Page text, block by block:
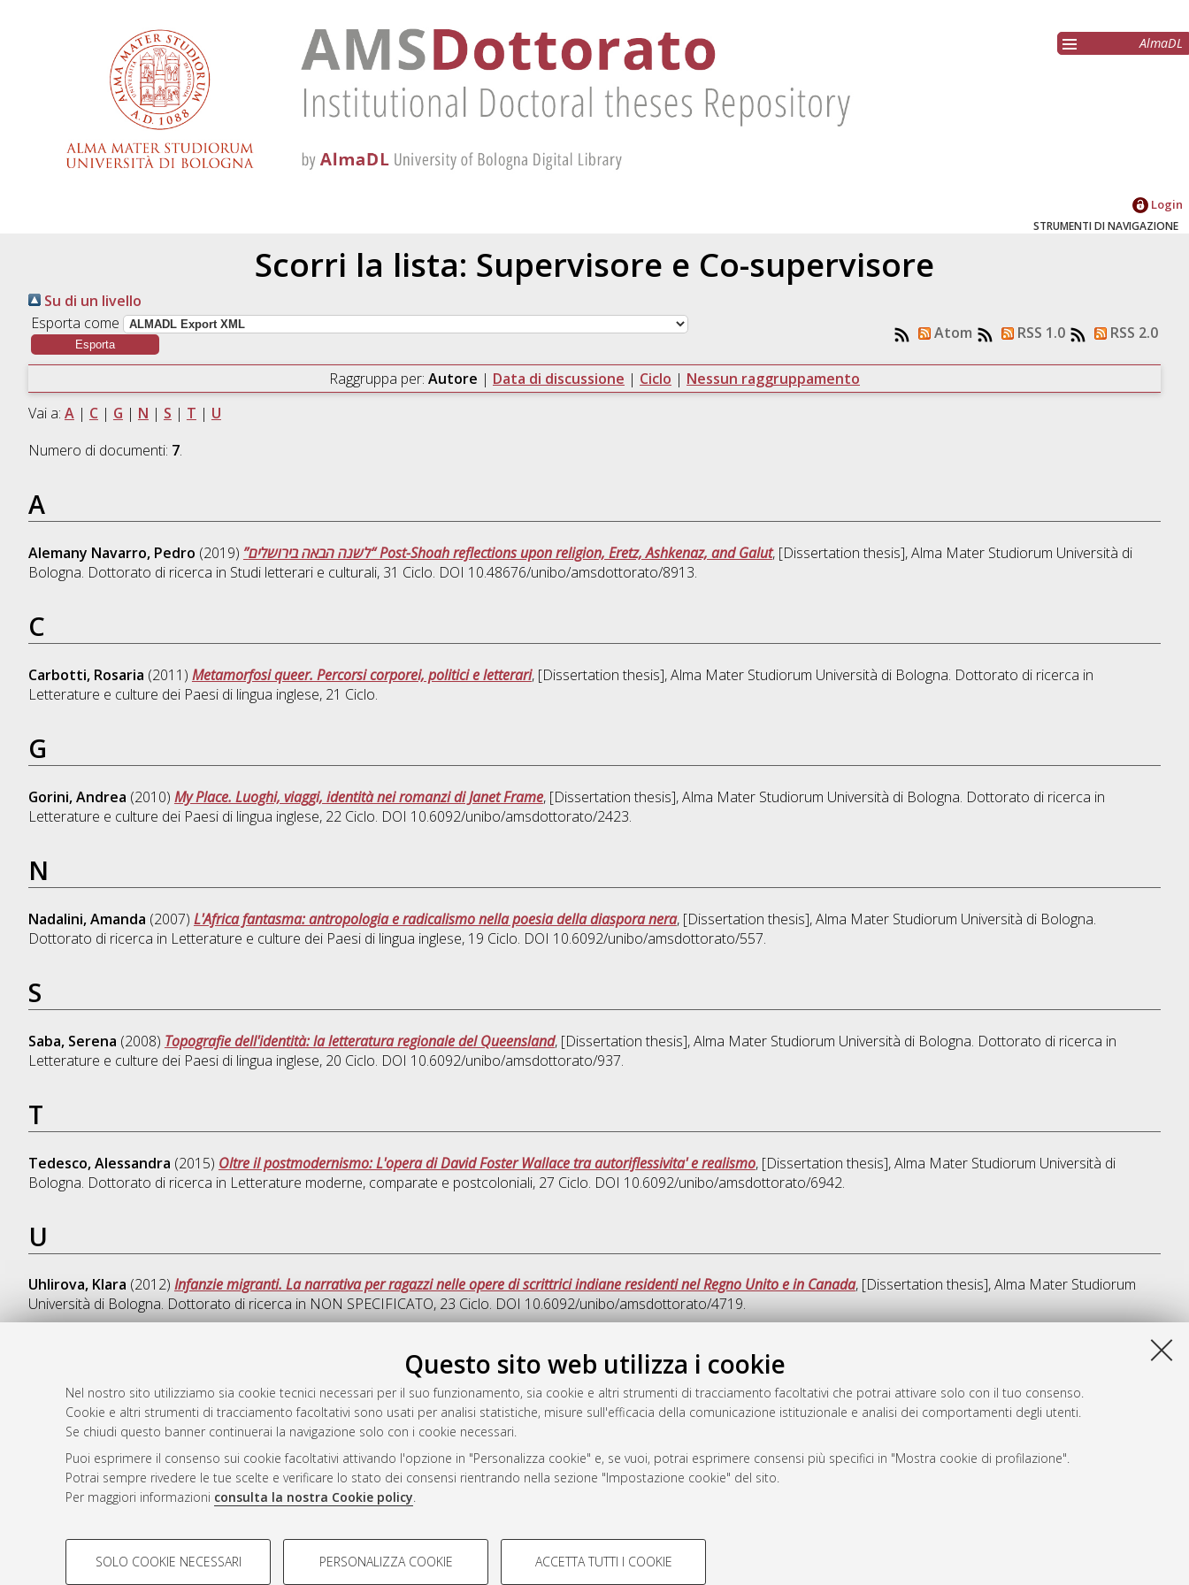
Questo sito web utilizza i cookie
Nel nostro sito utilizziamo sia cookie tecnici necessari per il suo funzionamento, sia cookie e altri strumenti di tracciamento facoltativi che potrai attivare solo con il tuo consenso.
Cookie e altri strumenti di tracciamento facoltativi sono usati per analisi statistiche, misure sull'efficacia della comunicazione istituzionale e analisi dei comportamenti degli utenti.
Se chiudi questo banner continuerai la navigazione solo con i cookie necessari.
Puoi esprimere il consenso sui cookie facoltativi attivando l'opzione in "Personalizza cookie" e, se vuoi, potrai esprimere consensi più specifici in "Mostra cookie di profilazione".
Potrai sempre rivedere le tue scelte e verificare lo stato dei consensi rientrando nella sezione "Impostazione cookie" del sito.
Per maggiori informazioni consulta la nostra Cookie policy.
COOKIE DI PROFILAZIONE - FACOLTATIVI COOKIE TECNICI - NECESSARI
SOLO COOKIE NECESSARI PERSONALIZZA COOKIE ACCETTA TUTTI I COOKIE
AlmaDL
Login
STRUMENTI DI NAVIGAZIONE
Scorri la lista: Supervisore e Co-supervisore
Su di un livello
Esporta come
Atom RSS 1.0 RSS 2.0
Raggruppa per: Autore | Data di discussione | Ciclo | Nessun raggruppamento
Vai a: A| C| G | N | S | T | U
Numero di documenti: 7.
A
Alemany Navarro, Pedro (2019) ”לשנה הבאה בירושלים“ Post-Shoah reflections upon religion, Eretz, Ashkenaz, and Galut, [Dissertation thesis], Alma Mater Studiorum Università di
Bologna. Dottorato di ricerca in Studi letterari e culturali, 31 Ciclo. DOI 10.48676/unibo/amsdottorato/8913.
C
Carbotti, Rosaria (2011) Metamorfosi queer. Percorsi corporei, politici e letterari, [Dissertation thesis], Alma Mater Studiorum Università di Bologna. Dottorato di ricerca in
Letterature e culture dei Paesi di lingua inglese, 21 Ciclo.
G
Gorini, Andrea (2010) My Place. Luoghi, viaggi, identità nei romanzi di Janet Frame, [Dissertation thesis], Alma Mater Studiorum Università di Bologna. Dottorato di ricerca in
Letterature e culture dei Paesi di lingua inglese, 22 Ciclo. DOI 10.6092/unibo/amsdottorato/2423.
N
Nadalini, Amanda (2007) L'Africa fantasma: antropologia e radicalismo nella poesia della diaspora nera, [Dissertation thesis], Alma Mater Studiorum Università di Bologna.
Dottorato di ricerca in Letterature e culture dei Paesi di lingua inglese, 19 Ciclo. DOI 10.6092/unibo/amsdottorato/557.
S
Saba, Serena (2008) Topografie dell'identità: la letteratura regionale del Queensland, [Dissertation thesis], Alma Mater Studiorum Università di Bologna. Dottorato di ricerca in
Letterature e culture dei Paesi di lingua inglese, 20 Ciclo. DOI 10.6092/unibo/amsdottorato/937.
T
Tedesco, Alessandra (2015) Oltre il postmodernismo: L'opera di David Foster Wallace tra autoriflessivita' e realismo, [Dissertation thesis], Alma Mater Studiorum Università di
Bologna. Dottorato di ricerca in Letterature moderne, comparate e postcoloniali, 27 Ciclo. DOI 10.6092/unibo/amsdottorato/6942.
U
Uhlirova, Klara (2012) Infanzie migranti. La narrativa per ragazzi nelle opere di scrittrici indiane residenti nel Regno Unito e in Canada, [Dissertation thesis], Alma Mater Studiorum
Università di Bologna. Dottorato di ricerca in NON SPECIFICATO, 23 Ciclo. DOI 10.6092/unibo/amsdottorato/4719.
Fri Aug 7 20:47:53 2026 CEST.
Atom
Rss 1.0
Rss 2.0
AMS Dottorato
ISSN: 2038-7946
Servizio implementato e gestito da
Impostazioni Cookie
Informativa sulla privacy
Condizioni d’uso del sito